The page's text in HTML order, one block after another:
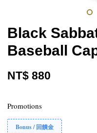
Black
Baseball
NT$ 880
Promotions
Bonus / 回饋金